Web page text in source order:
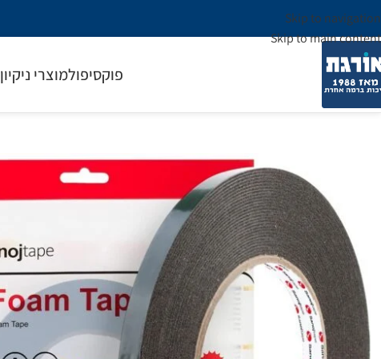
Skip to navigation
Skip to main content
פוקסיפולמוצרי ניקיון